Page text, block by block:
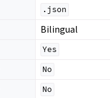
.json
Bilingual
Yes
No
No